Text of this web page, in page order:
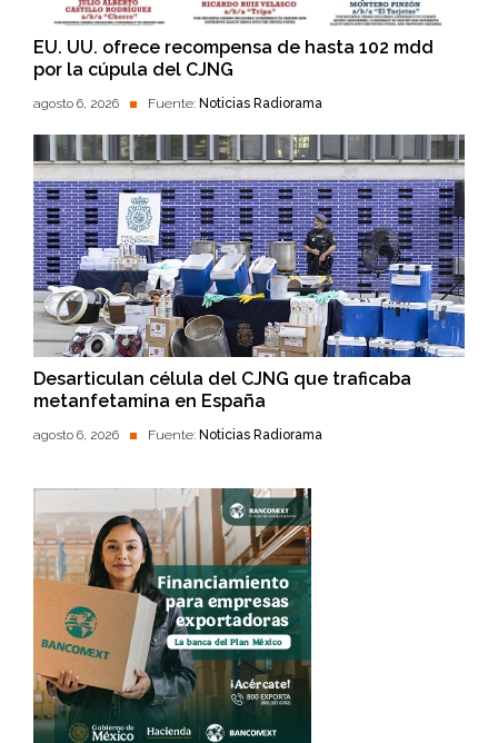
EU. UU. ofrece recompensa de hasta 102 mdd
por la cúpula del CJNG
agosto 6, 2026 Fuente: Noticias Radiorama
Desarticulan célula del CJNG que traficaba
metanfetamina en España
agosto 6, 2026 Fuente: Noticias Radiorama